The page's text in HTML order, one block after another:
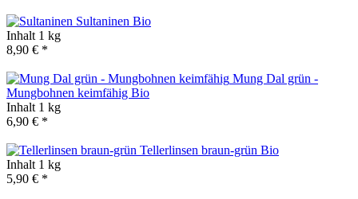
Sultaninen Bio
Inhalt 1 kg
8,90 € *
Mung Dal grün -
Mungbohnen keimfähig Bio
Inhalt 1 kg
6,90 € *
Tellerlinsen braun-grün Bio
Inhalt 1 kg
5,90 € *